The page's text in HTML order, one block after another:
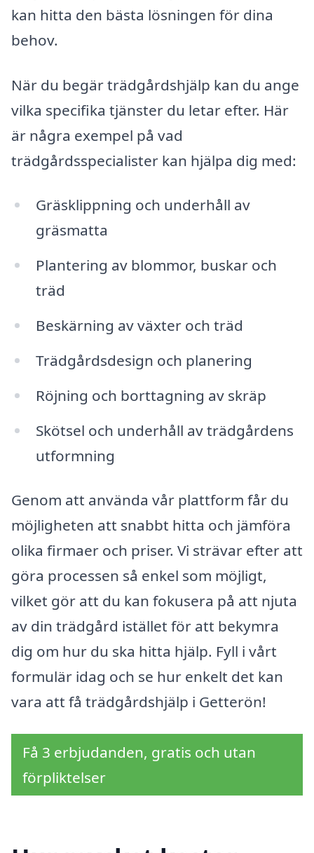
kan hitta den bästa lösningen för dina
behov.
När du begär trädgårdshjälp kan du ange
vilka specifika tjänster du letar efter. Här
är några exempel på vad
trädgårdsspecialister kan hjälpa dig med:
Gräsklippning och underhåll av
gräsmatta
Plantering av blommor, buskar och
träd
Beskärning av växter och träd
Trädgårdsdesign och planering
Röjning och borttagning av skräp
Skötsel och underhåll av trädgårdens
utformning
Genom att använda vår plattform får du
möjligheten att snabbt hitta och jämföra
olika firmaer och priser. Vi strävar efter att
göra processen så enkel som möjligt,
vilket gör att du kan fokusera på att njuta
av din trädgård istället för att bekymra
dig om hur du ska hitta hjälp. Fyll i vårt
formulär idag och se hur enkelt det kan
vara att få trädgårdshjälp i Getterön!
Få 3 erbjudanden, gratis och utan
förpliktelser